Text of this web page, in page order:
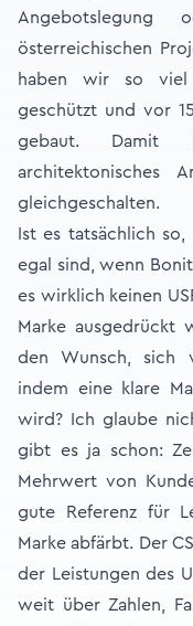
österreichischen
haben wir so viel
geschützt und vor
gebaut. Damit
architektonisches
gleichgeschalten.
Ist es tatsächlich
egal sind, wenn
es wirklich keinen
Marke ausgedrückt
den Wunsch, sich
indem eine klare
wird? Ich glaube
gibt es ja schon:
Mehrwert von
gute Referenz für
Marke abfärbt. Der
der Leistungen des
weit über Zahlen,